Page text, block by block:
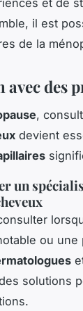
il est
de la
des
,
devient
un
ou
solutions